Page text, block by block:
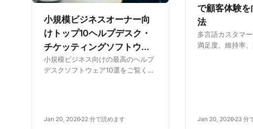
小規模ビジネスオーナー向
けトップ10ヘルプデスク・
チケッティングソフトウェ
ア
小規模ビジネス向けの最高のヘルプ
デスクソフトウェア10選をご覧くだ
Jan 20, 2026 22 分で読めます
で顧客体験
法
多言語カスタマ
満足度、維持率
Jan 20, 2026 23 分